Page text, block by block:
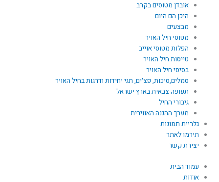
אובדן מטוסים בקרב
היכן הם היום
מבצעים
מטוסי חיל האויר
הפלות מטוסי אוייב
טייסות חיל האויר
בסיסי חיל האויר
סמלים,סיכות, פצ'ים, תגי יחידות ודרגות בחיל האויר
תעופה צבאית בארץ ישראל
גיבורי החיל
מערך ההגנה האווירית
גלריית תמונות
תירמו לאתר
יצירת קשר
עמוד הבית
אודות